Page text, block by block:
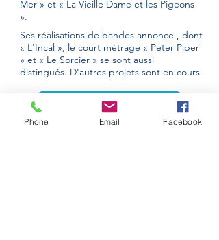
Mer » et « La Vieille Dame et les Pigeons
».
Ses réalisations de bandes annonce , dont
« L'Incal », le court métrage « Peter Piper
» et « Le Sorcier » se sont aussi
distingués. D'autres projets sont en cours.
CONTACTEZ-NOUS
Phone Email Facebook